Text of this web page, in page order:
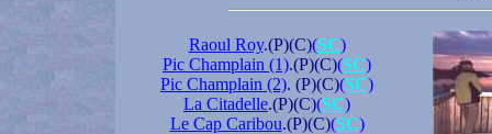
Raoul Roy.(P)(C)(SC)
Pic Champlain (1).(P)(C)(SC)
Pic Champlain (2). (P)(C)(SC)
La Citadelle.(P)(C)(SC)
Le Cap Caribou.(P)(C)(SC)